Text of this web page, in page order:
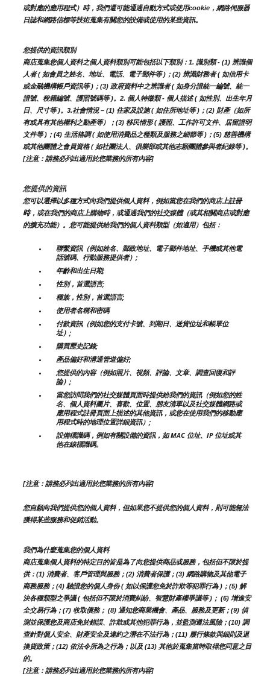
或對應的應用程式）時，我們還可能通過自動方式或使用cookie，網路伺服器
日誌和網路信標等技術蒐集有關您的設備或使用的某些資訊。
您提供的資訊類別
商店蒐集您個人資料之個人資料類別可能包括以下類別：1. 識別類 - (1) 辨識個
人者 ( 如會員之姓名、地址、電話、電子郵件等 )；(2) 辨識財務者 ( 如信用卡
或金融機構帳戶資訊等 )；(3) 政府資料中之辨識者 ( 如身分證統一編號、統一
證號、稅籍編號、護照號碼等 )。2. 個人特徵類 - 個人描述 ( 如性別、出生年月
日、尺寸等 )。3.社會情況 – (1) 住家及設施 ( 如住所地址等 )；(2) 財產（如所
有或具有其他權利之動產等）；(3) 移民情形 ( 護照、工作許可文件、居留證明
文件等 )；(4) 生活格調 ( 如使用消費品之種類及服務之細節等 )；(5) 慈善機構
或其他團體之會員資格 ( 如社團法人、俱樂部或其他志願團體參與者紀錄等 )。
[注意：請務必列出適用於您業務的所有內容]
您提供的資訊
您可以選擇以多種方式向我們提供個人資料，例如當您在我們的商店上註冊
時，或在我們的商店上購物時，或通過我們的社交媒體（或其相關商店或對應
的擴充功能）。您可能提供給我們的個人資料類型（如適用）包括：
聯繫資訊（例如姓名、郵政地址、電子郵件地址、手機或其他電
話號碼、行動服務提供者）;
年齡和出生日期;
性別，首選語言;
種族，性別，首選語言;
使用者名稱和密碼
付款資訊（例如您的支付卡號、到期日、送貨位址和帳單位
址）;
購買歷史記錄;
產品偏好和溝通管道偏好;
您提供的內容（例如照片、視頻、評論、文章、調查回復和評
論）;
當您訪問我們的社交媒體頁面時提供給我們的資訊（例如您的姓
名、個人資料圖片、喜歡、位置、朋友清單以及社交媒體網路或
應用程式註冊頁面上描述的其他資訊，或您在使用我們的移動應
用程式時的地理位置詳細資訊）;
設備標識碼，例如有關設備的資訊，如 MAC 位址、IP 位址或其
他在線標識碼。
[注意：請務必列出適用於您業務的所有內容]
您自願向我們提供您的個人資料，但如果您不提供您的個人資料，則可能無法
獲得某些服務和促銷活動。
我們為什麼蒐集您的個人資料
商店蒐集個人資料的特定目的皆是為了向您提供商品或服務，包括但不限於提
供：(1) 消費者、客戶管理與服務；(2) 消費者保護；(3) 網路購物及其他電子
商務服務；(4) 驗證您的個人身份 ( 如以保護您免於詐欺等犯罪行為 )；(5) 解
決各種類型之爭議 ( 包括但不限於消費糾紛、智慧財產權爭議等 )； (6) 增進安
全交易行為；(7) 收取債務； (8) 通知您商業機會、產品、服務及更新；(9) 偵
測並保護您及商店免於錯誤、詐欺或其他犯罪行為，並監測遵法風險；(10) 調
查針對個人安全、財產安全及違約之潛在不法行為；(11) 履行條款與細則及退
換貨政策；(12) 依法令所為之行為；以及 (13) 其他於蒐集當時取得您同意之目
的。
[注意：請務必列出適用於您業務的所有內容]